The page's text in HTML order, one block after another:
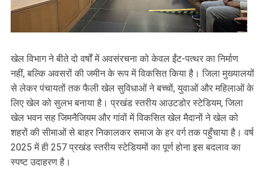
खेल विभाग ने बीते दो वर्षों में अवसंरचना को केवल ईंट-पत्थर का निर्माण
नहीं, बल्कि अवसरों की जमीन के रूप में विकसित किया है। जिला मुख्यालयों
से लेकर पंचायतों तक फैली खेल सुविधाओं ने बच्चों, युवाओं और महिलाओं के
लिए खेल को सुलभ बनाया है। प्रखंड स्तरीय आउटडोर स्टेडियम, जिला
खेल भवन सह जिमनैजियम और गांवों में विकसित खेल मैदानों ने खेल को
शहरों की सीमाओं से बाहर निकालकर समाज के हर वर्ग तक पहुँचाया है। वर्ष
2025 में ही 257 प्रखंड स्तरीय स्टेडियमों का पूर्ण होना इस बदलाव का
स्पष्ट उदाहरण है।